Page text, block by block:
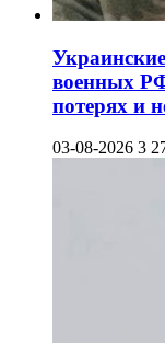
военных
потерях и
03-08-2026 3